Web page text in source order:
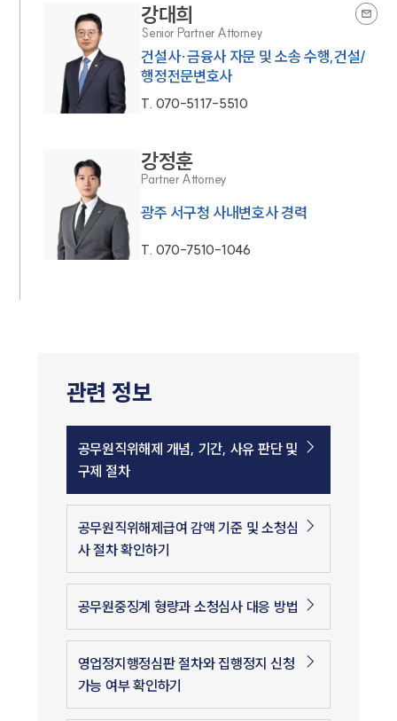
강대희
Senior Partner Attorney
건설사·금융사 자문 및 소송 수행,건설/
행정전문변호사
T. 070-5117-5510
강정훈
Partner Attorney
광주 서구청 사내변호사 경력
T. 070-7510-1046
관련 정보
공무원직위해제 개념, 기간, 사유 판단 및
구제 절차
공무원직위해제급여 감액 기준 및 소청심
사 절차 확인하기
공무원중징계 형량과 소청심사 대응 방법
영업정지행정심판 절차와 집행정지 신청
가능 여부 확인하기